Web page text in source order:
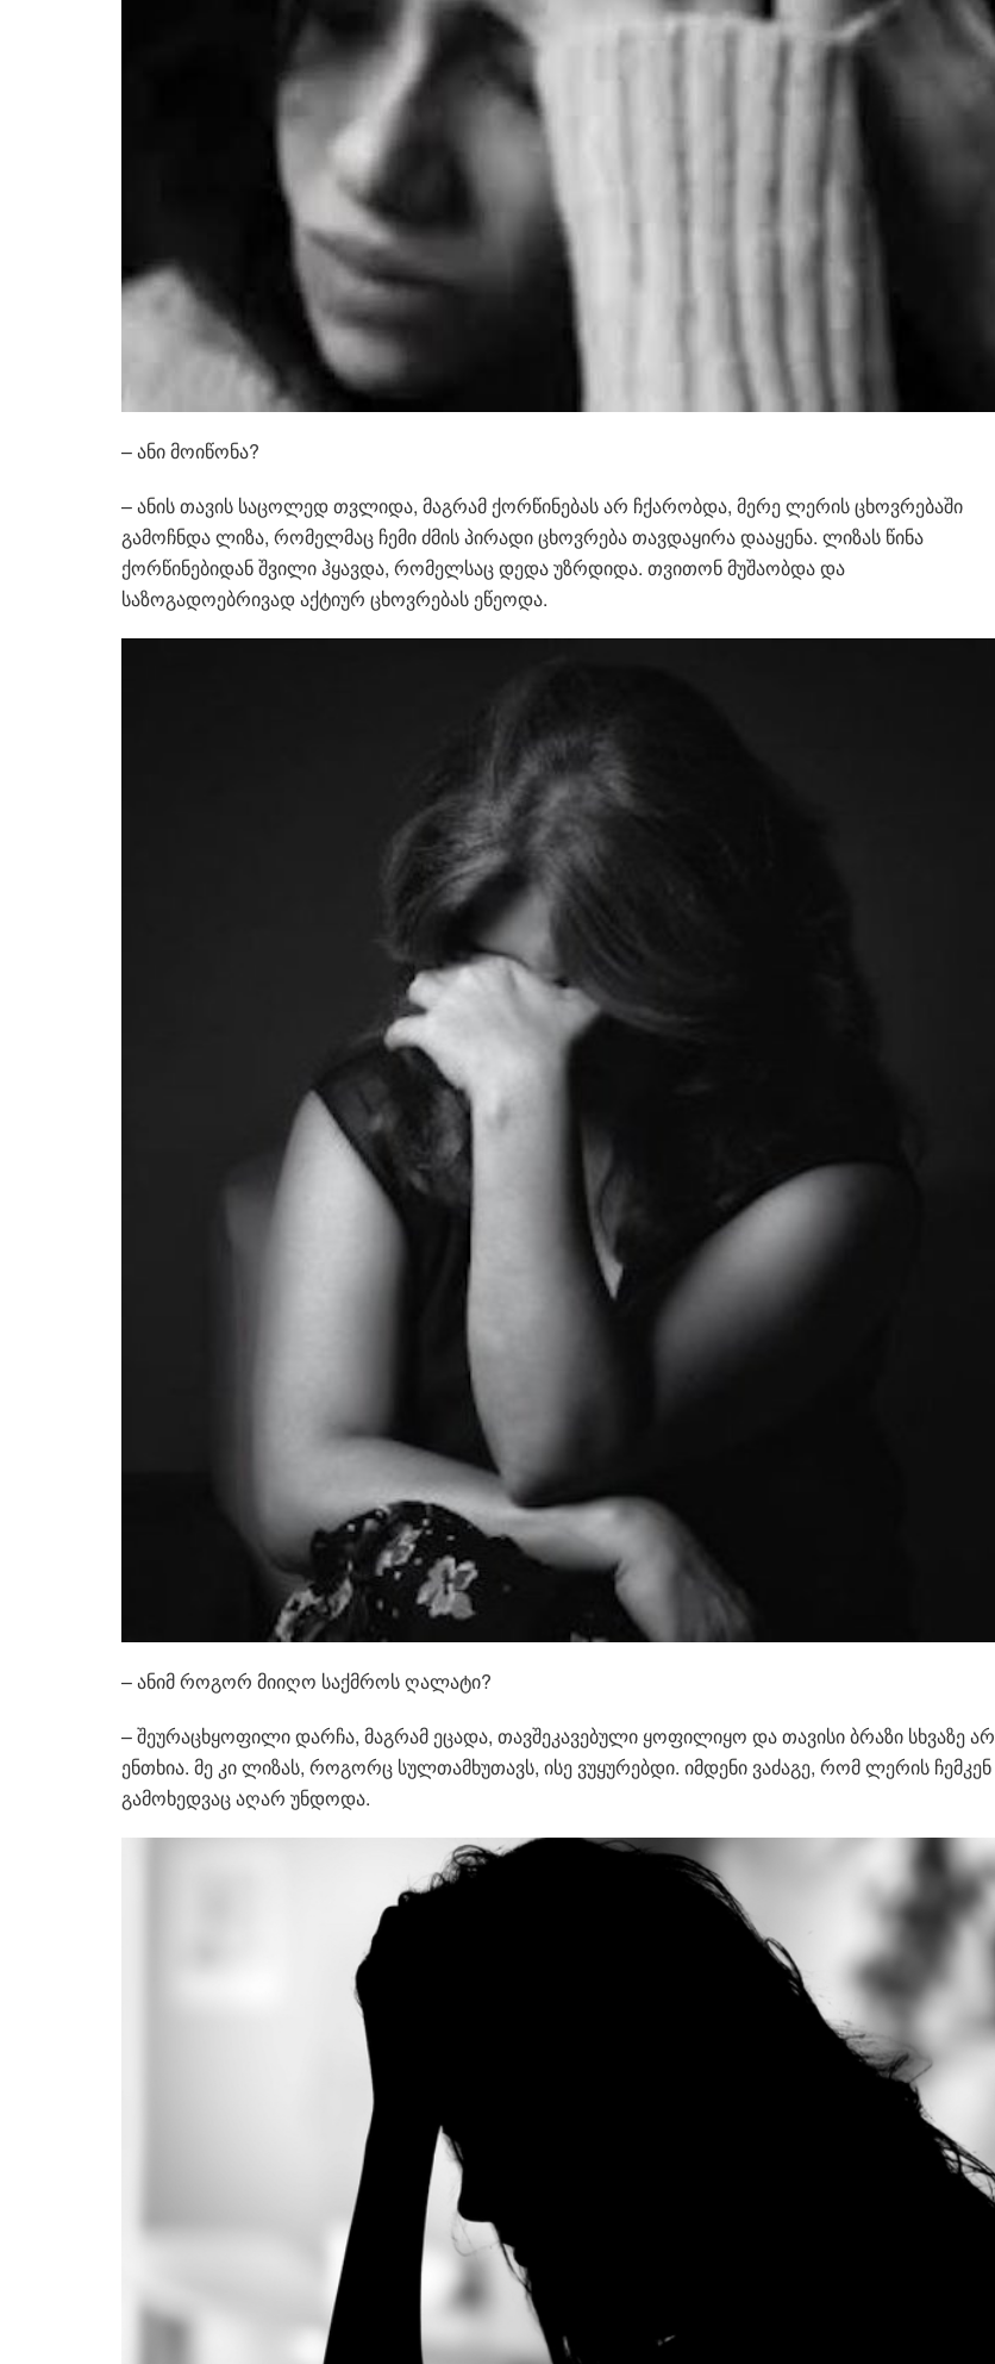
– ანი მოიწონა?
– ანის თავის საცოლედ თვლიდა, მაგრამ ქორწინებას არ ჩქარობდა, მერე ლერის ცხოვრებაში
გამოჩნდა ლიზა, რომელმაც ჩემი ძმის პირადი ცხოვრება თავდაყირა დააყენა. ლიზას წინა
ქორწინებიდან შვილი ჰყავდა, რომელსაც დედა უზრდიდა. თვითონ მუშაობდა და
საზოგადოებრივად აქტიურ ცხოვრებას ეწეოდა.
– ანიმ როგორ მიიღო საქმროს ღალატი?
– შეურაცხყოფილი დარჩა, მაგრამ ეცადა, თავშეკავებული ყოფილიყო და თავისი ბრაზი სხვაზე არ
ენთხია. მე კი ლიზას, როგორც სულთამხუთავს, ისე ვუყურებდი. იმდენი ვაძაგე, რომ ლერის ჩემკენ
გამოხედვაც აღარ უნდოდა.